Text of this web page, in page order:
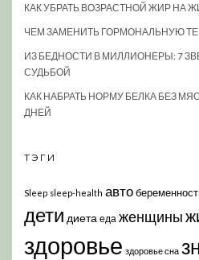
КАК УБРАТЬ ВОЗРАСТНОЙ ЖИР НА
ЧЕМ ЗАМЕНИТЬ ГОРМОНАЛЬНУЮ
ИЗ БЕДНОСТИ В МИЛЛИОНЕРЫ: 7
СУДЬБОЙ
КАК НАБРАТЬ НОРМУ БЕЛКА БЕЗ
ДНЕЙ
ТЭГИ
Sleep sleep-health авто
дети диета еда женщины
здоровье здоровье сна